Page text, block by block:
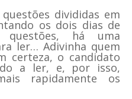
divididas em
os dois dias de
questões, há uma
ler… Adivinha quem
certeza, o candidato
a ler, e, por isso,
rapidamente os